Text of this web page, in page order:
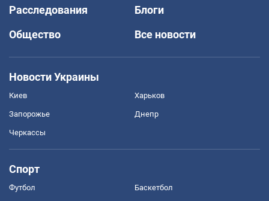
Расследования
Блоги
Общество
Все новости
Новости Украины
Киев Харьков
Запорожье Днепр
Черкассы
Спорт
Футбол Баскетбол